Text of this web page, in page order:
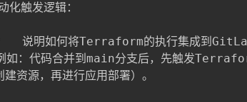
触发逻辑：
说明如何将Terraform的执行集成到
如：代码合并到main分支后，先触发
资源，再进行应用部署）。